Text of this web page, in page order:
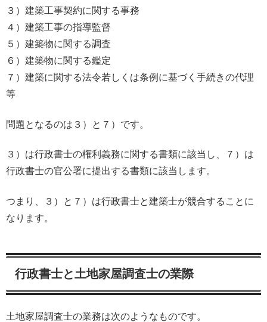
３）建築工事契約に関する事務
４）建築工事の指導監督
５）建築物に関する調査
６）建築物に関する鑑定
７）建築に関する法令若しくは条例に基づく手続きの代理
等
問題となるのは３）と７）です。
３）は行政書士の権利義務に関する書類に該当し、７）は
行政書士の官公署に提出する書類に該当します。
つまり、３）と７）は行政書士と建築士が競合することに
なります。
行政書士と土地家屋調査士の業際
土地家屋調査士の業務は次のようなものです。